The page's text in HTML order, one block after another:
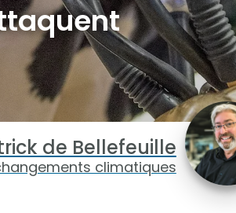
de Bellefeuille
climatiques